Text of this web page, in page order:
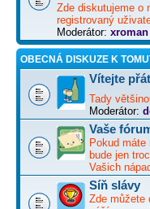
Zde diskutujeme o
registrovaný
Moderátor: xroman
OBECNÁ DISKUZE K
Vítejte
Tady
Moderátor:
Vaše
Pokud
bude jen
Vašich
Síň slávy
Zde můžete